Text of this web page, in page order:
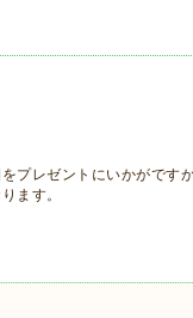
プレゼントにいかがです
ます。